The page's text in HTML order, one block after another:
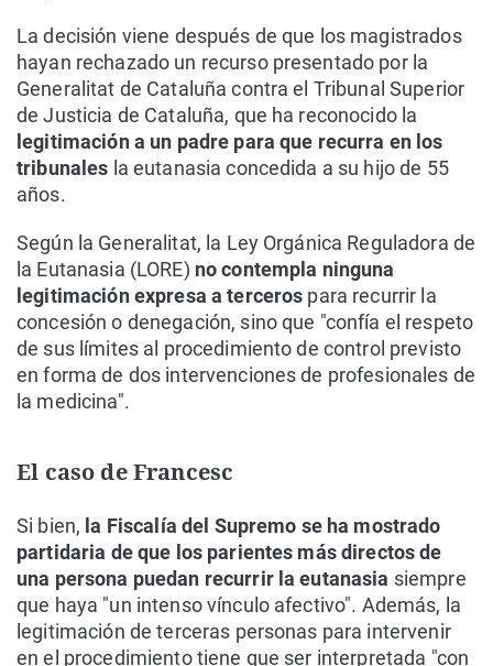
La decisión viene después de que los magistrados
hayan rechazado un recurso presentado por la
Generalitat de Cataluña contra el Tribunal Superior
de Justicia de Cataluña, que ha reconocido la
legitimación a un padre para que recurra en los
tribunales la eutanasia concedida a su hijo de 55
años.
Según la Generalitat, la Ley Orgánica Reguladora de
la Eutanasia (LORE) no contempla ninguna
legitimación expresa a terceros para recurrir la
concesión o denegación, sino que "confía el respeto
de sus límites al procedimiento de control previsto
en forma de dos intervenciones de profesionales de
la medicina".
El caso de Francesc
Si bien, la Fiscalía del Supremo se ha mostrado
partidaria de que los parientes más directos de
una persona puedan recurrir la eutanasia siempre
que haya "un intenso vínculo afectivo". Además, la
legitimación de terceras personas para intervenir
en el procedimiento tiene que ser interpretada "con